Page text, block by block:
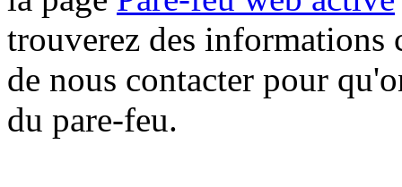
trouverez des informations
de nous contacter pour
du pare-feu.